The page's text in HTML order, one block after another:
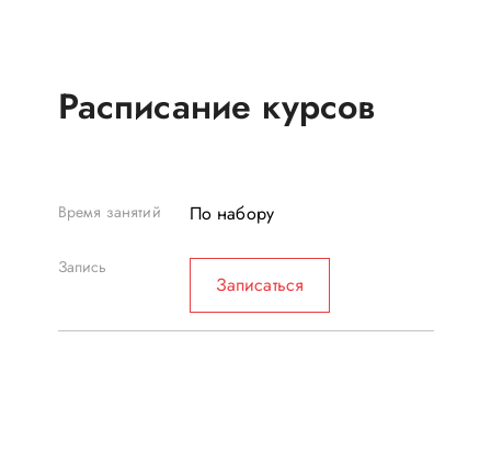
Расписание курсов
По набору
Записаться